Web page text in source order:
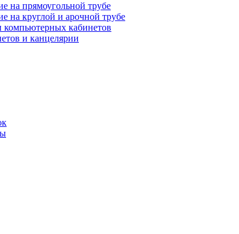
на прямоугольной трубе
на круглой и арочной трубе
кабинетов
и канцелярии